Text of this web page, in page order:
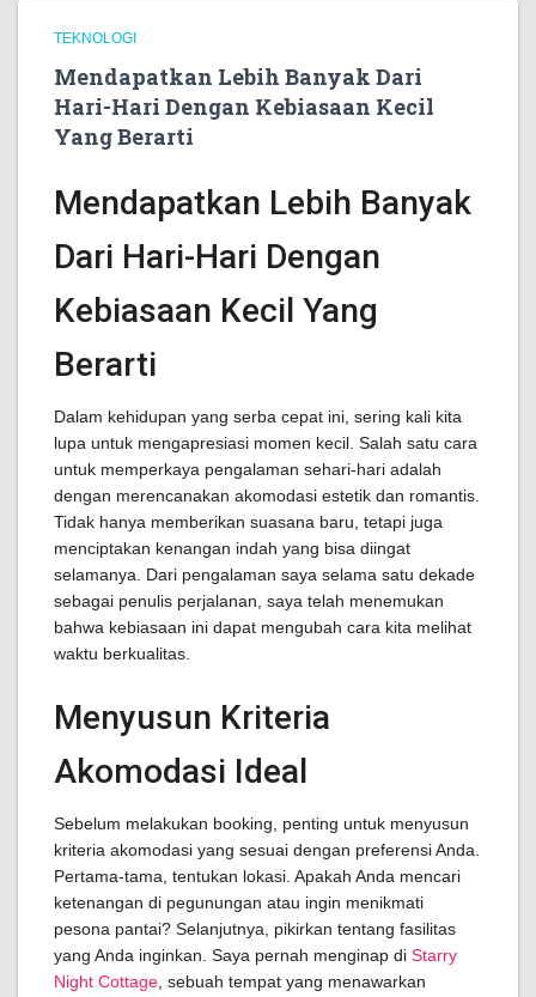
TEKNOLOGI
Mendapatkan Lebih Banyak Dari
Hari-Hari Dengan Kebiasaan Kecil
Yang Berarti
Mendapatkan Lebih Banyak
Dari Hari-Hari Dengan
Kebiasaan Kecil Yang
Berarti
Dalam kehidupan yang serba cepat ini, sering kali kita
lupa untuk mengapresiasi momen kecil. Salah satu cara
untuk memperkaya pengalaman sehari-hari adalah
dengan merencanakan akomodasi estetik dan romantis.
Tidak hanya memberikan suasana baru, tetapi juga
menciptakan kenangan indah yang bisa diingat
selamanya. Dari pengalaman saya selama satu dekade
sebagai penulis perjalanan, saya telah menemukan
bahwa kebiasaan ini dapat mengubah cara kita melihat
waktu berkualitas.
Menyusun Kriteria
Akomodasi Ideal
Sebelum melakukan booking, penting untuk menyusun
kriteria akomodasi yang sesuai dengan preferensi Anda.
Pertama-tama, tentukan lokasi. Apakah Anda mencari
ketenangan di pegunungan atau ingin menikmati
pesona pantai? Selanjutnya, pikirkan tentang fasilitas
yang Anda inginkan. Saya pernah menginap di Starry
Night Cottage , sebuah tempat yang menawarkan